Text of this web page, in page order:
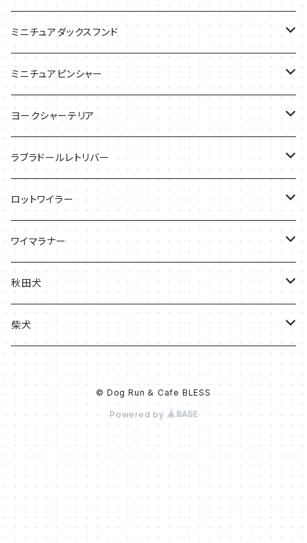
バッグ
Tシャツ
バッグ
ケース
ミニチュアダックスフンド
Ｔシャツ
バッグ
雑貨
ケース
ミニチュアピンシャー
ケース
ヨークシャーテリア
Tシャツ
バッグ
ケース
ラブラドールレトリバー
Ｔシャツ
バッグ
ケース
ロットワイラー
Tシャツ
バッグ
ケース
ワイマラナー
Tシャツ
バッグ
秋田犬
バッグ
柴犬
© Dog Run ＆ Cafe BLESS
Powered by